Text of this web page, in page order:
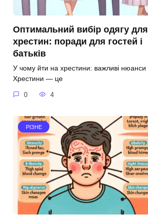
Оптимальний вибір одягу для
хрестин: поради для гостей і
батьків
У чому йти на хрестини: важливі нюанси
Хрестини — це
0 4
РІЗНЕ